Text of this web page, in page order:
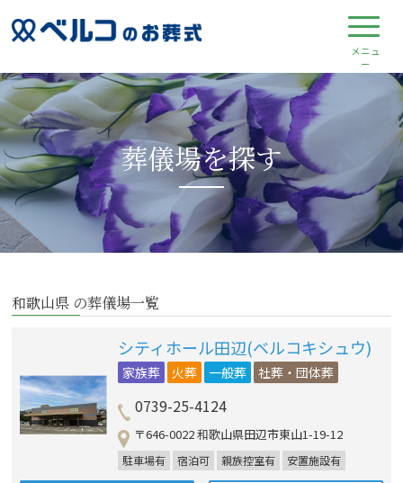
葬儀場を探す
和歌山県 の葬儀場一覧
シティホール田辺(ベルコキシュウ)
家族葬 火葬 一般葬 社葬・団体葬
0739-25-4124
〒646-0022 和歌山県田辺市東山1-19-12
駐車場有 宿泊可 親族控室有 安置施設有